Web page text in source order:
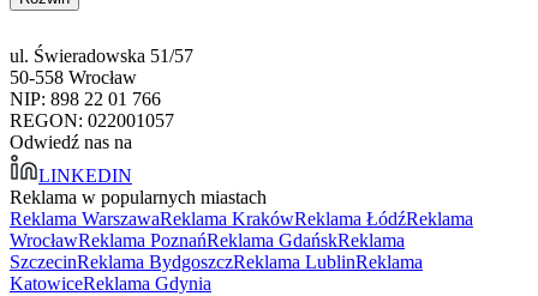
ul. Świeradowska 51/57
50-558 Wrocław
NIP: 898 22 01 766
REGON: 022001057
Odwiedź nas na
LINKEDIN
Reklama w popularnych miastach
Reklama WarszawaReklama KrakówReklama ŁódźReklama
WrocławReklama PoznańReklama GdańskReklama
SzczecinReklama BydgoszczReklama LublinReklama
KatowiceReklama Gdynia